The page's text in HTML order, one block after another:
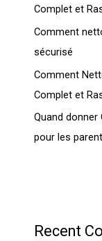
Complet et
Comment
sécurisé
Comment
Complet et
Quand
pour les
Recent